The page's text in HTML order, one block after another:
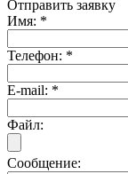
Отправить заявку
Имя: *
Телефон: *
E-mail: *
Файл:
Сообщение: